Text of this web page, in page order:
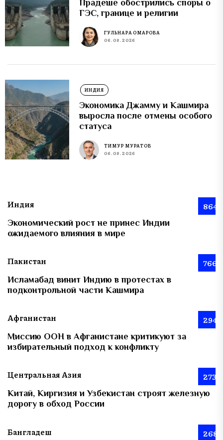
Прадеше обострились споры о
ГЭС, границе и религии
ГУЛЬНАРА ОМАРОВА
06.08.2026
ИНДИЯ
Экономика Джамму и Кашмира
выросла после отмены особого
статуса
ТИМУР МУРАТОВ
06.08.2026
Индия 864
Экономический рост не принес Индии
ожидаемого влияния в мире
Пакистан 766
Исламабад винит Индию в протестах в
подконтрольной части Кашмира
Афганистан 294
Миссию ООН в Афганистане критикуют за
избирательный подход к конфликту
Центральная Азия 273
Китай, Киргизия и Узбекистан строят железную
дорогу в обход России
Бангладеш 268